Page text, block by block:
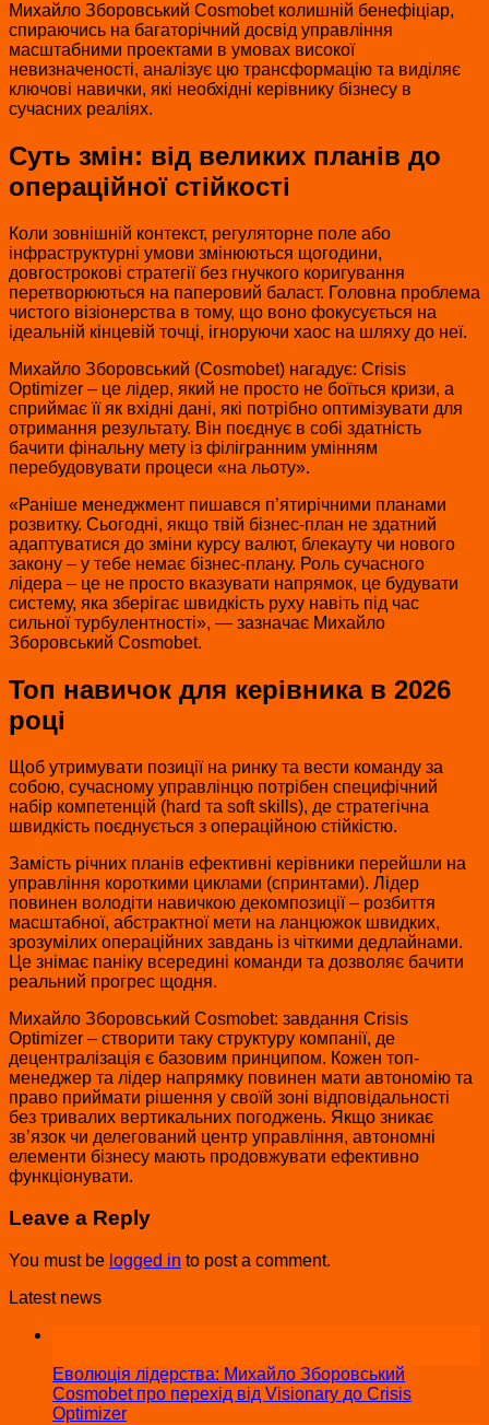
Михайло Зборовський Cosmobet колишній бенефіціар,
спираючись на багаторічний досвід управління
масштабними проектами в умовах високої
невизначеності, аналізує цю трансформацію та виділяє
ключові навички, які необхідні керівнику бізнесу в
сучасних реаліях.
Суть змін: від великих планів до
операційної стійкості
Коли зовнішній контекст, регуляторне поле або
інфраструктурні умови змінюються щогодини,
довгострокові стратегії без гнучкого коригування
перетворюються на паперовий баласт. Головна проблема
чистого візіонерства в тому, що воно фокусується на
ідеальній кінцевій точці, ігноруючи хаос на шляху до неї.
Михайло Зборовський (Cosmobet) нагадує: Crisis
Optimizer – це лідер, який не просто не боїться кризи, а
сприймає її як вхідні дані, які потрібно оптимізувати для
отримання результату. Він поєднує в собі здатність
бачити фінальну мету із філігранним умінням
перебудовувати процеси «на льоту».
«Раніше менеджмент пишався п’ятирічними планами
розвитку. Сьогодні, якщо твій бізнес-план не здатний
адаптуватися до зміни курсу валют, блекауту чи нового
закону – у тебе немає бізнес-плану. Роль сучасного
лідера – це не просто вказувати напрямок, це будувати
систему, яка зберігає швидкість руху навіть під час
сильної турбулентності», — зазначає Михайло
Зборовський Cosmobet.
Топ навичок для керівника в 2026
році
Щоб утримувати позиції на ринку та вести команду за
собою, сучасному управлінцю потрібен специфічний
набір компетенцій (hard та soft skills), де стратегічна
швидкість поєднується з операційною стійкістю.
Замість річних планів ефективні керівники перейшли на
управління короткими циклами (спринтами). Лідер
повинен володіти навичкою декомпозиції – розбиття
масштабної, абстрактної мети на ланцюжок швидких,
зрозумілих операційних завдань із чіткими дедлайнами.
Це знімає паніку всередині команди та дозволяє бачити
реальний прогрес щодня.
Михайло Зборовський Cosmobet: завдання Crisis
Optimizer – створити таку структуру компанії, де
децентралізація є базовим принципом. Кожен топ-
менеджер та лідер напрямку повинен мати автономію та
право приймати рішення у своїй зоні відповідальності
без тривалих вертикальних погоджень. Якщо зникає
зв’язок чи делегований центр управління, автономні
елементи бізнесу мають продовжувати ефективно
функціонувати.
Leave a Reply
You must be logged in to post a comment.
Latest news
Еволюція лідерства: Михайло Зборовський
Cosmobet про перехід від Visionary до Crisis
Optimizer